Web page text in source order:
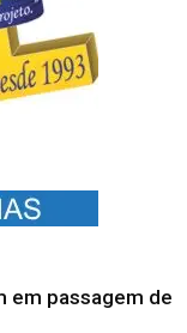
em passagem de